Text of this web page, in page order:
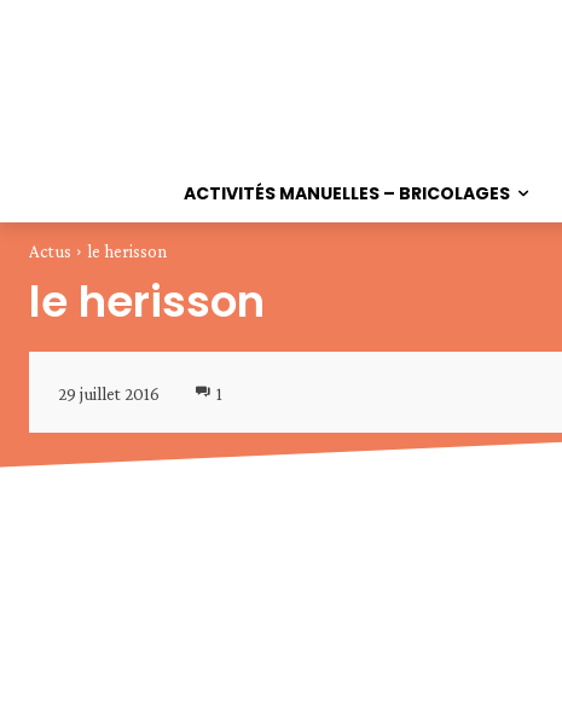
ACTIVITÉS MANUELLES – BRICOLAGES
Actus le herisson
le herisson
29 juillet 2016 1